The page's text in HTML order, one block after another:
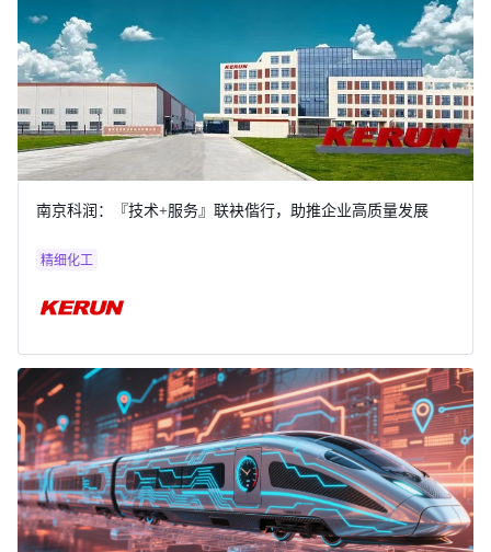
南京科润：『技术+服务』联袂偕行，助推企业高质量发展
精细化工